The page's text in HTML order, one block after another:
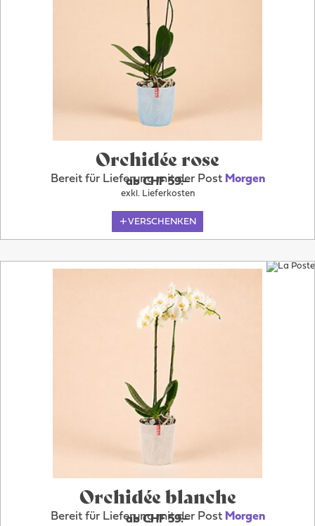
Orchidée rose
Bereit für Lieferung mit der Post Morgen
ab CHF 59.–
exkl. Lieferkosten
VERSCHENKEN
Orchidée blanche
Bereit für Lieferung mit der Post Morgen
ab CHF 59.–